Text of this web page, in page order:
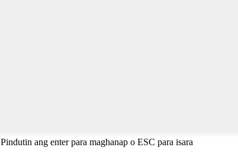
Pindutin ang enter para maghanap o ESC para isara